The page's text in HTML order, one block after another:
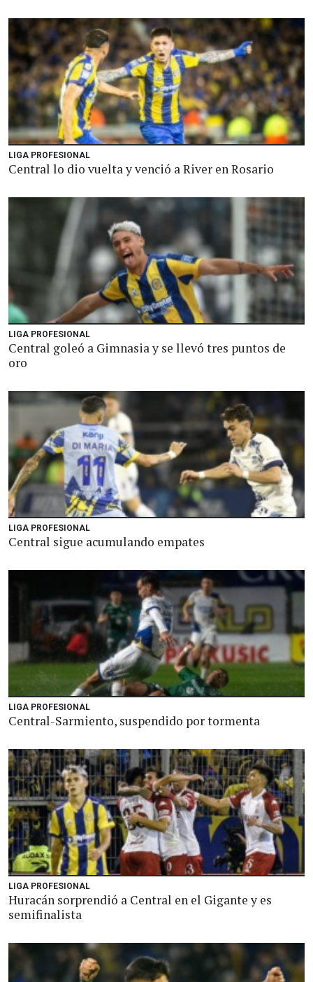
LIGA PROFESIONAL
Central lo dio vuelta y venció a River en Rosario
LIGA PROFESIONAL
Central goleó a Gimnasia y se llevó tres puntos de
oro
LIGA PROFESIONAL
Central sigue acumulando empates
LIGA PROFESIONAL
Central-Sarmiento, suspendido por tormenta
LIGA PROFESIONAL
Huracán sorprendió a Central en el Gigante y es
semifinalista